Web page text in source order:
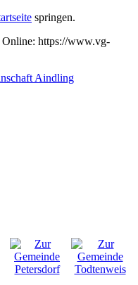
springen.
Online: https://www.vg-